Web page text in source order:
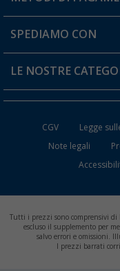
Carta fedeltà Berger
Resi
FAQ e Contatti
SPEDIAMO CON
LE NOSTRE
Mobili per il Campeggio
Frigo Portatili
Climatizzatori per
CGV Legge
Note legali
Tutti i prezzi sono comprensivi di
escluso il supplemento per
salvo errori e omissioni.
I prezzi barrati